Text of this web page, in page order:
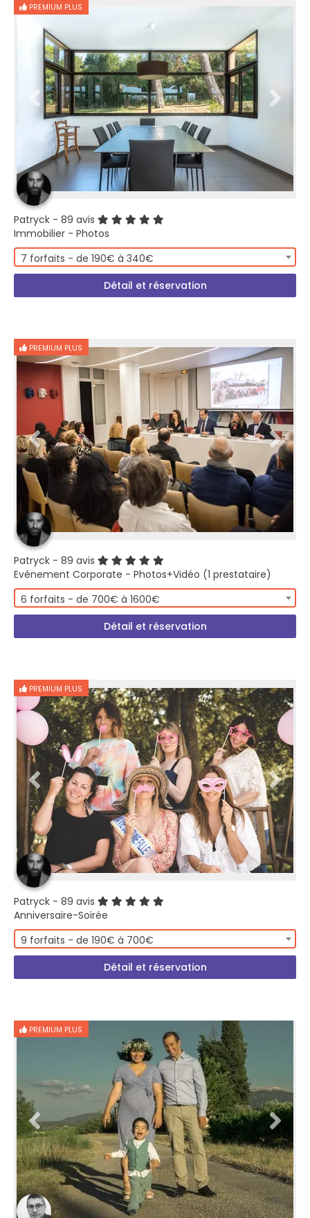
PREMIUM PLUS
Patryck - 89 avis
Immobilier - Photos
7 forfaits - de 190€ à 340€
Détail et réservation
PREMIUM PLUS
Patryck - 89 avis
Evénement Corporate - Photos+Vidéo (1 prestataire)
6 forfaits - de 700€ à 1600€
Détail et réservation
PREMIUM PLUS
Patryck - 89 avis
Anniversaire-Soirée
9 forfaits - de 190€ à 700€
Détail et réservation
PREMIUM PLUS